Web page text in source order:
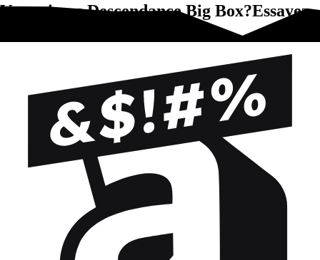
Vous aimez Descendance Big Box?Essayez-